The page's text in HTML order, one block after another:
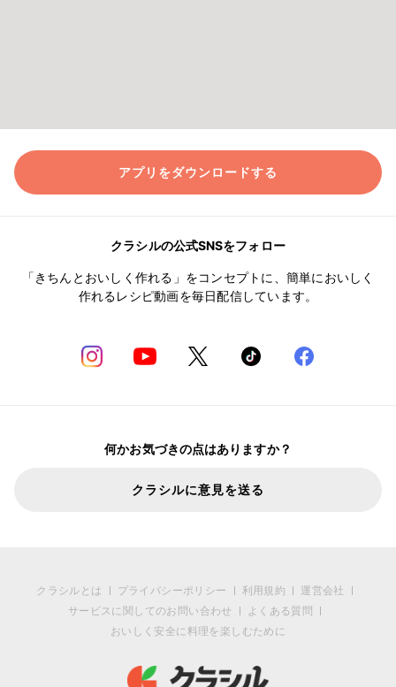
アプリをダウンロードする
クラシルの公式SNSをフォロー
「きちんとおいしく作れる」をコンセプトに、簡単においしく
作れるレシピ動画を毎日配信しています。
何かお気づきの点はありますか？
クラシルに意見を送る
クラシルとは プライバシーポリシー 利用規約
運営会社
サービスに関してのお問い合わせ
よくある質問
おいしく安全に料理を楽しむために